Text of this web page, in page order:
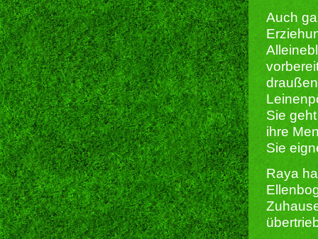
Auch
Sie
ihre
Sie
Raya